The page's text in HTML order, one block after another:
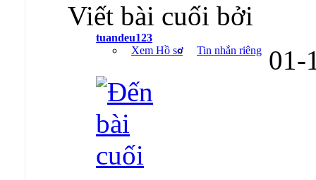
Viết bài cuối bởi
tuandeu123
Xem Hồ sơ
Tin nhắn riêng 01-